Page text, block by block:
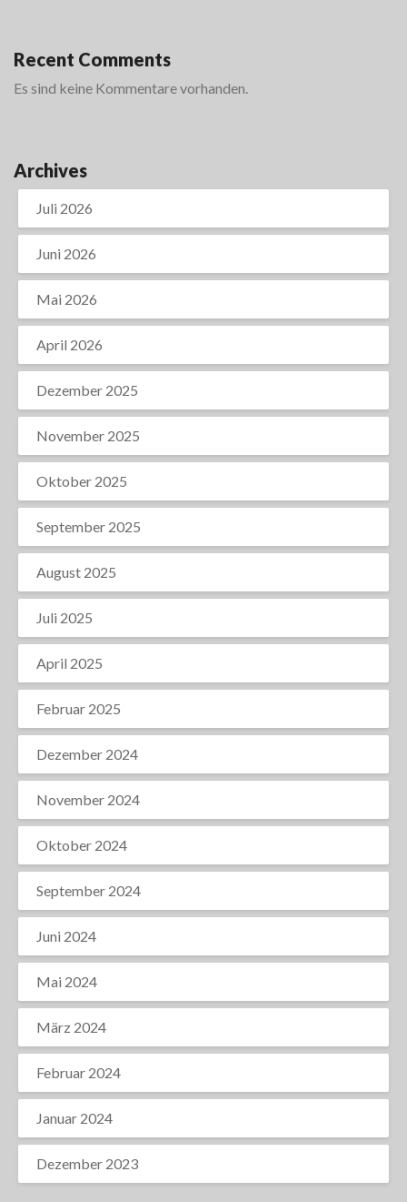
Recent Comments
Es sind keine Kommentare vorhanden.
Archives
Juli 2026
Juni 2026
Mai 2026
April 2026
Dezember 2025
November 2025
Oktober 2025
September 2025
August 2025
Juli 2025
April 2025
Februar 2025
Dezember 2024
November 2024
Oktober 2024
September 2024
Juni 2024
Mai 2024
März 2024
Februar 2024
Januar 2024
Dezember 2023